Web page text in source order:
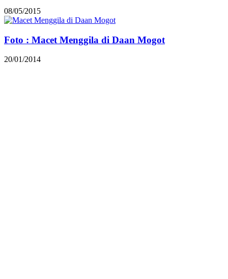
08/05/2015
Foto : Macet Menggila di Daan Mogot
20/01/2014